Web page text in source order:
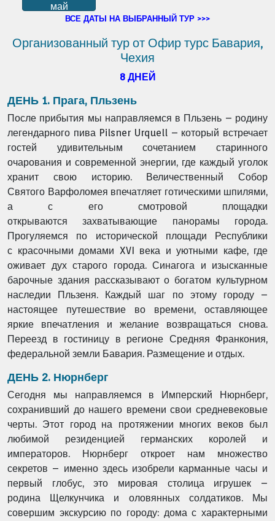
май
ВСЕ ДАТЫ НА ВЫБРАННЫЙ ТУР >>>
Организованный тур от Офир турс Бавария,
Чехия
8 ДНЕЙ
ДЕНЬ 1. Прага, Пльзень
После прибытия мы направляемся в Пльзень – родину
легендарного пива Pilsner Urquell – который встречает
гостей удивительным сочетанием старинного
очарования и современной энергии, где каждый уголок
хранит свою историю. Величественный Собор
Святого Варфоломея впечатляет готическими шпилями,
а с его смотровой площадки
открываютсязахватывающие панорамы города.
Прогуляемся по исторической площади Республики
с красочными домами XVI века и уютными кафе, где
оживает дух старого города. Синагога и изысканные
барочные здания рассказывают о богатом культурном
наследии Пльзеня. Каждый шаг по этому городу –
настоящее путешествие во времени, оставляющее
яркие впечатления и желание возвращаться снова.
Переезд в гостиницу в регионе Средняя Франкония,
федеральной земли Бавария. Размещение и отдых.
ДЕНЬ 2. Нюрнберг
Сегодня мы направляемся в Имперский Нюрнберг,
сохранивший до нашего времени свои средневековые
черты. Этот город на протяжении многих веков был
любимой резиденцией германских королей и
императоров. Нюрнберг откроет нам множество
секретов – именно здесь изобрели карманные часы и
первый глобус, это мировая столица игрушек –
родина Щелкунчика и оловянных солдатиков. Мы
совершим экскурсию по городу: дома с характерными